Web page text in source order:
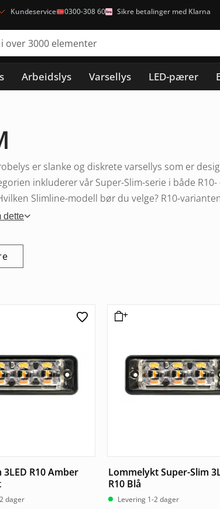
Kundeservice 0300-308 60 Sikre betalinger med Klarna
Arbeidslys Varsellys LED-pærer
er slanke og diskrete varsellys som er
inkluderer vår Super-Slim-serie i både
Slimline-modell bør du velge? R10-
dette
3LED R10 Amber
dager
Lommelykt Super-Slim
R10 Blå
Levering 1-2 dager